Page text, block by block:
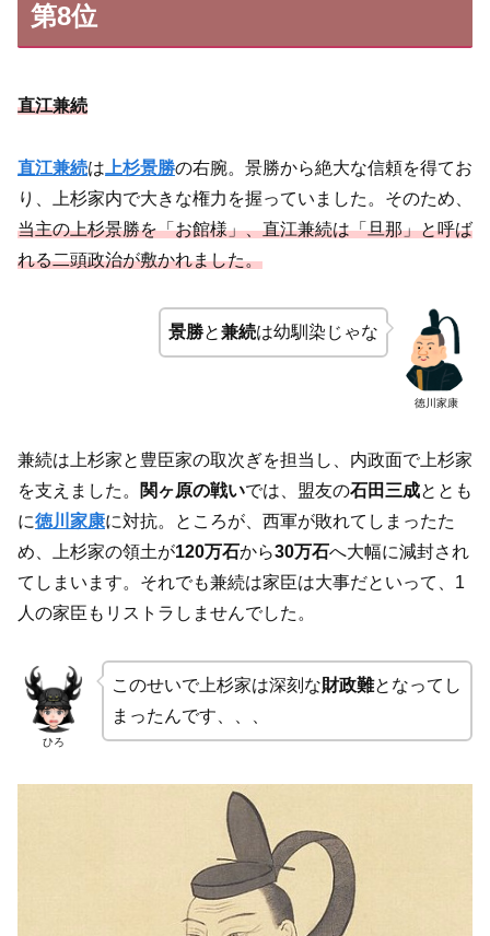
第8位
直江兼続
直江兼続は 上杉景勝の右腕。景勝から絶大な信頼を得てお
り、上杉家内で大きな権力を握っていました。そのため、
当主の上杉景勝を「お館様」、直江兼続は「旦那」と呼ば
れる二頭政治が敷かれました。
徳川家康
景勝と兼続は幼馴染じゃな
兼続は上杉家と豊臣家の取次ぎを担当し、内政面で上杉家
を支えました。
関ヶ原の戦いでは、盟友の石田三成ととも
に徳川家康に対抗。ところが、西軍が敗れてしまったた
め、上杉家の領土が120万石から30万石へ大幅に減封され
てしまいます。それでも兼続は家臣は大事だといって、1
人の家臣もリストラしませんでした。
ひろ
このせいで上杉家は深刻な財政難となってし
まったんです、、、